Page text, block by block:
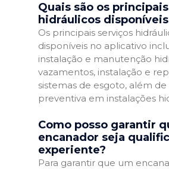
Quais são os
hidráulicos
Os principais serviços
disponíveis no aplicativo
instalação e manutenção
vazamentos, instalação e
sistemas de esgoto, além
preventiva em instalações
Como posso garantir
encanador seja
experiente?
Para garantir que um